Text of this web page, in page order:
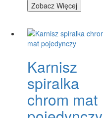
Zobacz Więcej
Karnisz
spiralka
chrom mat